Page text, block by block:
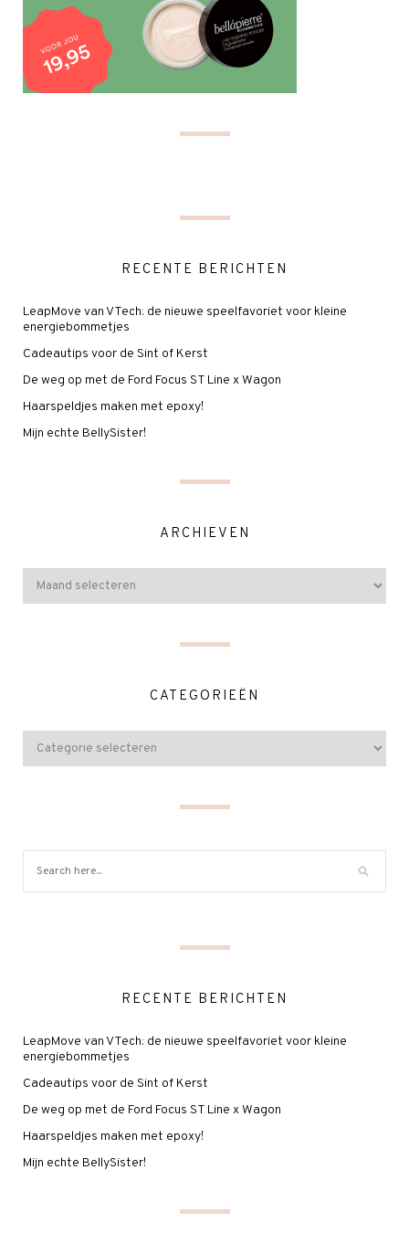
RECENTE BERICHTEN
LeapMove van VTech: de nieuwe speelfavoriet voor kleine
energiebommetjes
Cadeautips voor de Sint of Kerst
De weg op met de Ford Focus ST Line x Wagon
Haarspeldjes maken met epoxy!
Mijn echte BellySister!
ARCHIEVEN
CATEGORIEËN
RECENTE BERICHTEN
LeapMove van VTech: de nieuwe speelfavoriet voor kleine
energiebommetjes
Cadeautips voor de Sint of Kerst
De weg op met de Ford Focus ST Line x Wagon
Haarspeldjes maken met epoxy!
Mijn echte BellySister!